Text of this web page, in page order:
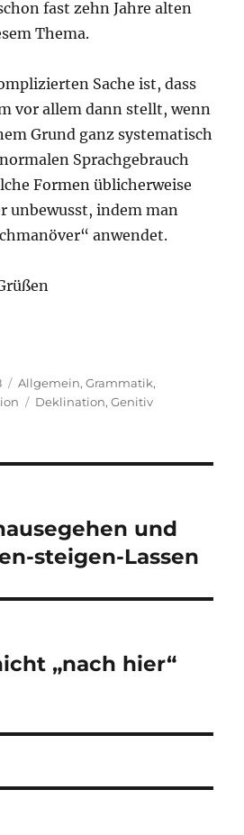
fast zehn Jahre alten
Thema.
Sache ist, dass
vor allem dann stellt, wenn
Grund ganz systematisch
Sprachgebrauch
Formen üblicherweise
unbewusst, indem man
anwendet.
Kategorien
Allgemein,Grammatik,
Schlagwörter
Deklination,Genitiv
und
steigen-Lassen
„nach hier“